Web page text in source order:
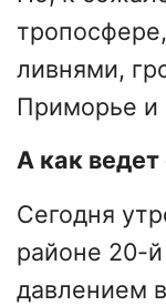
ливнями,
Приморье и
А как ведет
Сегодня
районе 20-
давлением